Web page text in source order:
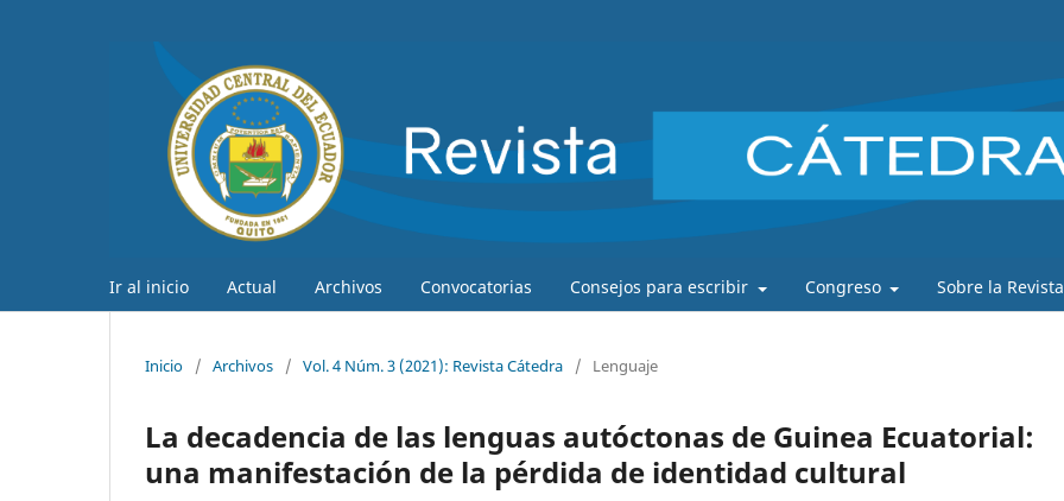
Ir al inicio Actual Archivos Convocatorias Consejos para escribir Congreso Sobre la
Inicio / Archivos / Vol. 4 Núm. 3 (2021): Revista Cátedra / Lenguaje
La decadencia de las lenguas autóctonas de Guinea Ecuatorial:
una manifestación de la pérdida de identidad cultural